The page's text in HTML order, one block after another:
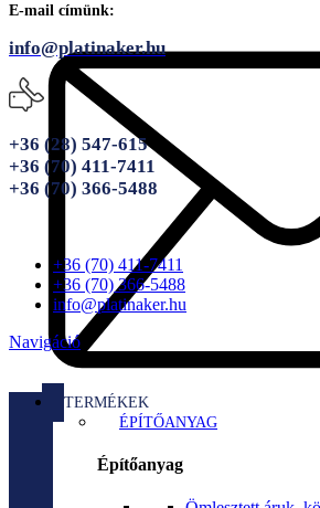
E-mail címünk:
info@platinaker.hu
+36 (28) 547-615
+36 (70) 411-7411
+36 (70) 366-5488
+36 (70) 411-7411
+36 (70) 366-5488
info@platinaker.hu
Navigáció
TERMÉKEK
ÉPÍTŐANYAG
Építőanyag